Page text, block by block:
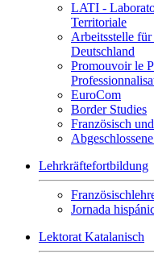
LATI -
Territoriale
Arbeitsstelle
Deutschland
Promouvoir le
EuroCom
Border Studies
Französisch
Lehrkräftefortbildung
Jornada
Lektorat Katalanisch